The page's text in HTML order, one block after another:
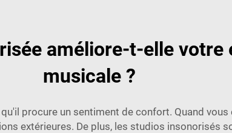
améliore-t-elle votre
musicale ?
procure un sentiment de confort. Quand
extérieures. De plus, les studios insonorisés